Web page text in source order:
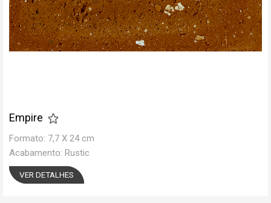
Portal do cliente
Onde comprar
Empire
Formato: 7,7 X 24 cm
Acabamento: Rustic
VER DETALHES